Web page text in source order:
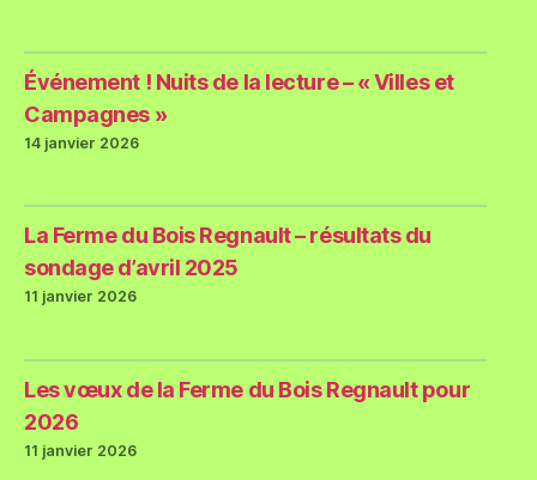
Événement ! Nuits de la lecture – « Villes et
Campagnes »
14 janvier 2026
La Ferme du Bois Regnault – résultats du
sondage d’avril 2025
11 janvier 2026
Les vœux de la Ferme du Bois Regnault pour
2026
11 janvier 2026